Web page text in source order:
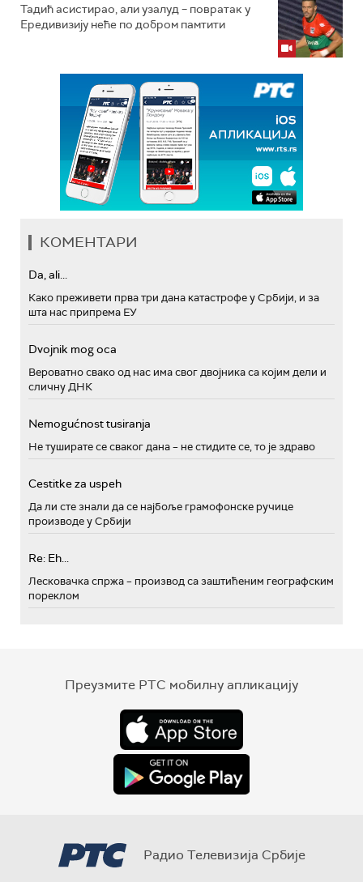
Тадић асистирао, али узалуд – повратак у
Ередивизију неће по добром памтити
КОМЕНТАРИ
Da, ali...
Како преживети прва три дана катастрофе у Србији, и за
шта нас припрема ЕУ
Dvojnik mog oca
Вероватно свако од нас има свог двојника са којим дели и
сличну ДНК
Nemogućnost tusiranja
Не туширате се сваког дана – не стидите се, то је здраво
Cestitke za uspeh
Да ли сте знали да се најбоље грамофонске ручице
производе у Србији
Re: Eh...
Лесковачка спржа – производ са заштићеним географским
пореклом
Преузмите РТС мобилну апликацију
Радио Телевизија Србије